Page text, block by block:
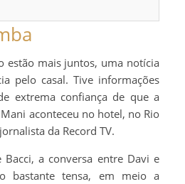
estão mais juntos, uma notícia
pelo casal. Tive informações
extrema confiança de que a
aconteceu no hotel, no Rio
da Record TV.
Bacci, a conversa entre Davi e
bastante tensa, em meio a